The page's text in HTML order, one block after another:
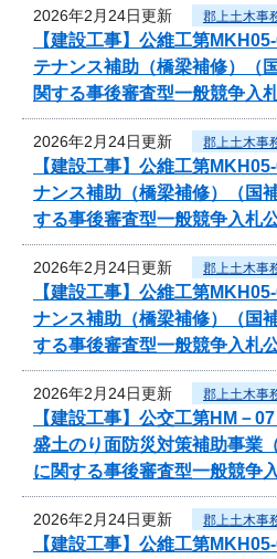
2026年2月24日更新 郡上土木事
【建設工事】公維工第
テナンス補助（橋梁補修）（
関する事後審査型一般競争入
2026年2月24日更新 郡上土木事
【建設工事】公維工第
ナンス補助（橋梁補修）（国
する事後審査型一般競争入札
2026年2月24日更新 郡上土木事
【建設工事】公維工第
ナンス補助（橋梁補修）（国
する事後審査型一般競争入札
2026年2月24日更新 郡上土木事
【建設工事】公交工第HM－
盛土のり面防災対策補助事業
に関する事後審査型一般競争
2026年2月24日更新 郡上土木事
【建設工事】公維工第